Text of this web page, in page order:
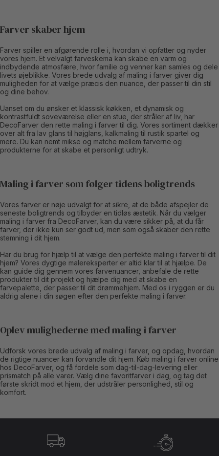
Farver skaber hjem
Farver spiller en afgørende rolle i, hvordan vi opfatter og nyder
vores hjem. Et velvalgt farveskema kan skabe en varm og
indbydende atmosfære, hvor familie og venner kan samles og dele
livets øjeblikke. Vores brede udvalg af maling i farver giver dig
muligheden for at vælge præcis den nuance, der passer til din stil
og dine behov.
Uanset om du ønsker et klassisk køkken, et dynamisk og
kontrastfuldt soveværelse eller en stue, der stråler af liv, har
DecoFarver den rette maling i farver til dig. Vores sortiment dækker
over alt fra lav glans til højglans, kalkmaling til rustik spartel og
mere. Du kan nemt mikse og matche mellem farverne og
produkterne for at skabe et personligt udtryk.
Maling i farver som følger tidens boligtrends
Vores farver er nøje udvalgt for at sikre, at de både afspejler de
seneste boligtrends og tilbyder en tidløs æstetik. Når du vælger
maling i farver fra DecoFarver, kan du være sikker på, at du får
farver, der ikke kun ser godt ud, men som også skaber den rette
stemning i dit hjem.
Har du brug for hjælp til at vælge den perfekte maling i farver til dit
hjem? Vores dygtige malereksperter er altid klar til at hjælpe. De
kan guide dig gennem vores farvenuancer, anbefale de rette
produkter til dit projekt og hjælpe dig med at skabe en
farvepalette, der passer til dit drømmehjem. Med os i ryggen er du
aldrig alene i din søgen efter den perfekte maling i farver.
Oplev mulighederne med maling i farver
Udforsk vores brede udvalg af maling i farver, og opdag, hvordan
de rigtige nuancer kan forvandle dit hjem. Køb maling i farver online
hos DecoFarver, og få fordele som dag-til-dag-levering eller
prismatch på alle varer. Vælg dine favoritfarver i dag, og tag det
første skridt mod et hjem, der udstråler personlighed, stil og
komfort.